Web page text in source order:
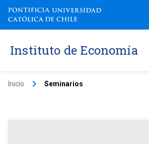
Instituto de Economía
Inicio keyboard_arrow_right Seminarios